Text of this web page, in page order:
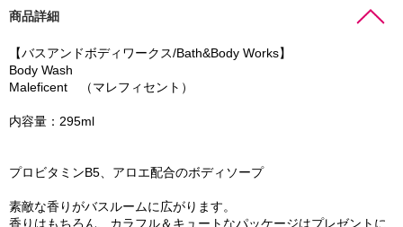
商品詳細
【バスアンドボディワークス/Bath&Body Works】
Body Wash
Maleficent （マレフィセント）
内容量：295ml
プロビタミンB5、アロエ配合のボディソープ
素敵な香りがバスルームに広がります。
香りはもちろん、カラフル＆キュートなパッケージはプレゼントに